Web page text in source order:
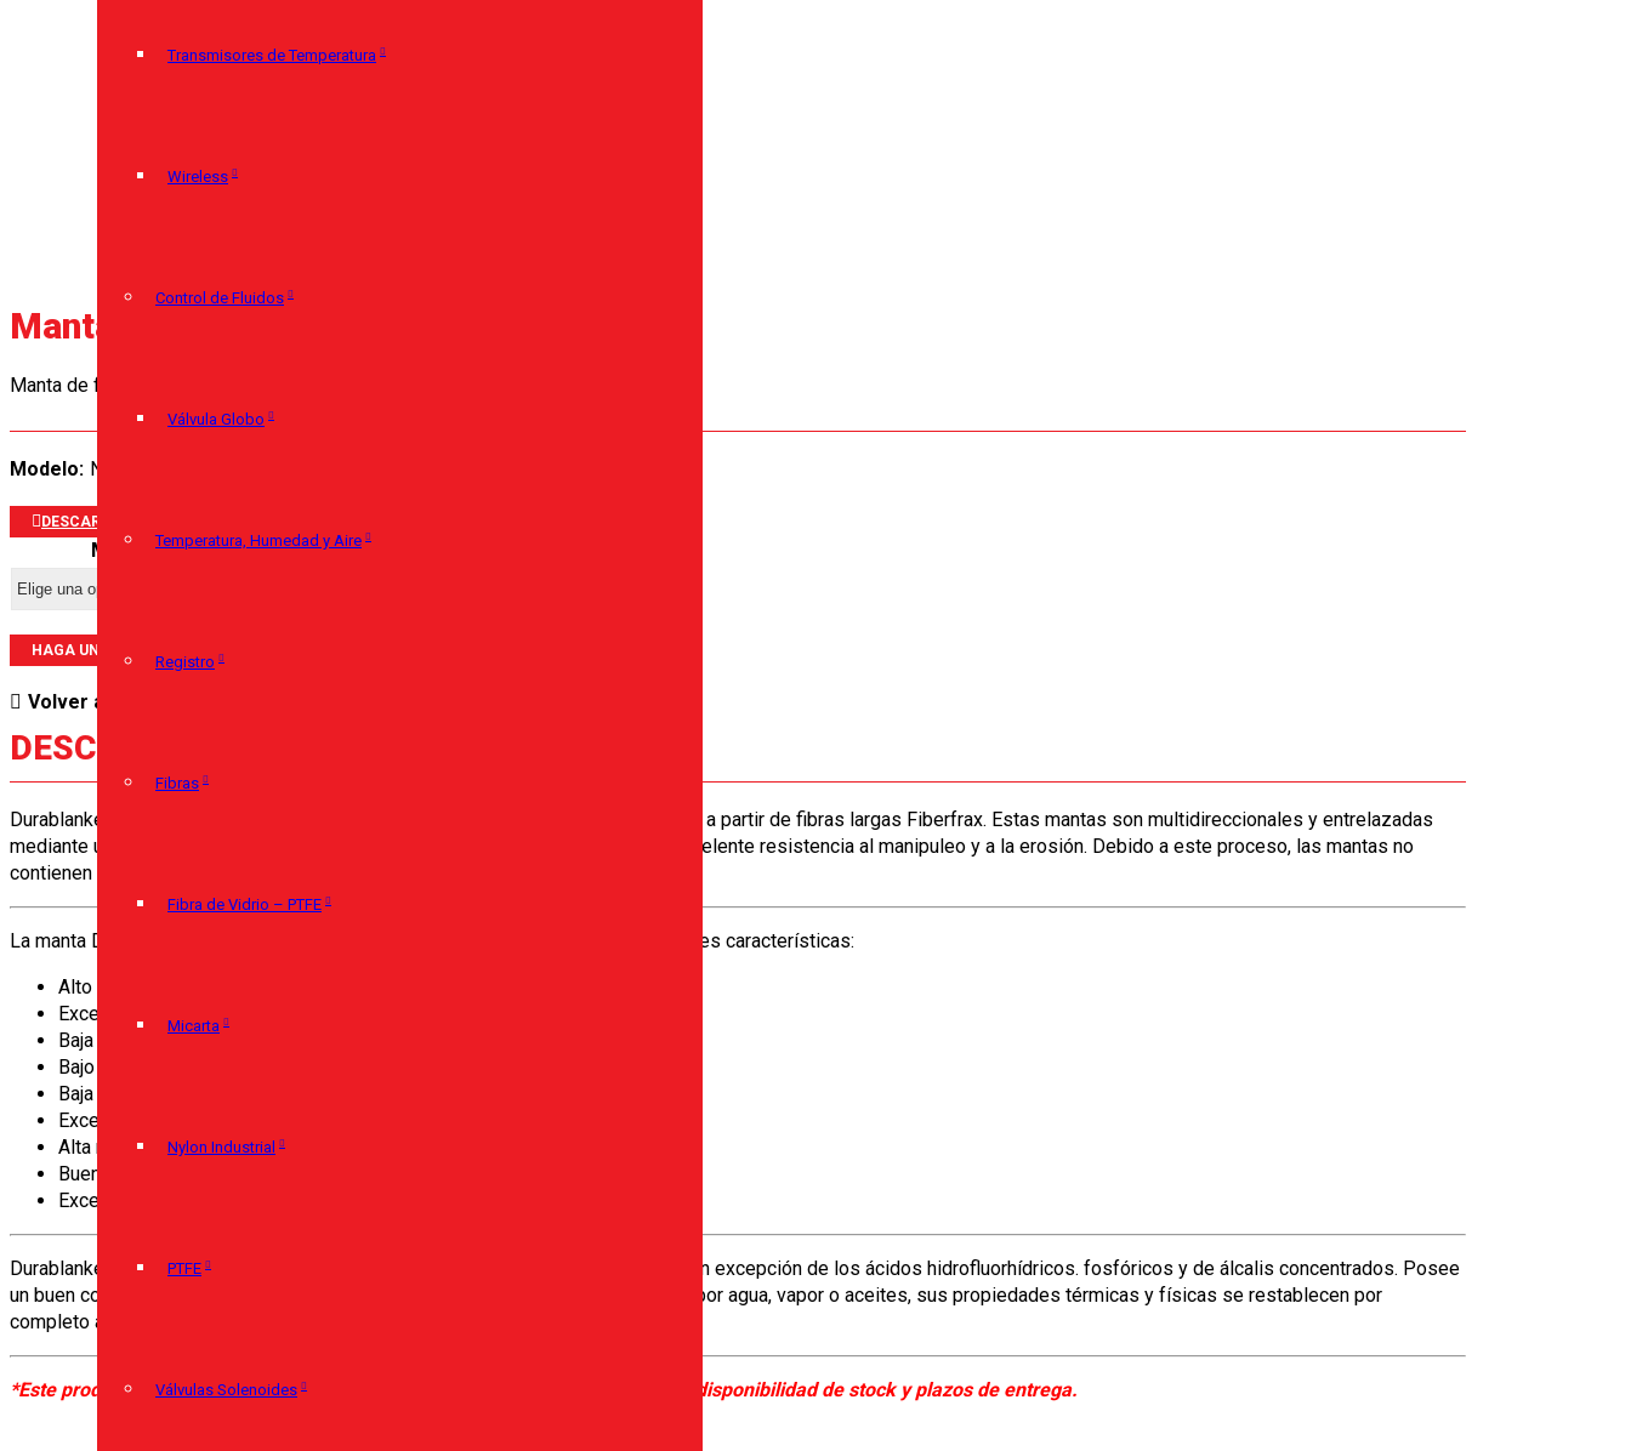
Transmisores de Temperatura
Wireless
Control de Fluidos
Válvula Globo
Temperatura, Humedad y Aire
Registro
Fibras
Fibra de Vidrio – PTFE
Micarta
Nylon Industrial
PTFE
Válvulas Solenoides
Manta Durablanket 8 HPS
Manta de fibra cerámica
N/D
DESCARGAR PORTAFOLIO
Medida
HAGA UNA PREGUNTA SOBRE ESTE PRODUCTO
Volver a:
DESCRIPCIÓN
Durablanket es una manta de fibra cerámica resistente, liviana y flexible, fabricada a partir de fibras largas Fiberfrax. Estas mantas son multidireccionales y entrelazadas
mediante un proceso continuo de agujamiento, que le confiere al producto una excelente resistencia al manipuleo y a la erosión. Debido a este proceso, las mantas no
contienen agregado de ligante alguno.
La manta Durablanket es un aislante de alta refractariedad que posee las siguientes características:
Alto grado de pureza química.
Excelente resistencia al manoseo.
Baja conductividad térmica.
Bajo almacenamiento de calor.
Baja densidad.
Excelente resistencia al choque térmico.
Alta reflexión de calor.
Buena absorción al sonido.
Excelente resistencia a la corrosión.
Durablanket no es afectada por la mayoría de los ácidos o agentes corrosivos, con excepción de los ácidos hidrofluorhídricos. fosfóricos y de álcalis concentrados. Posee
un buen comportamiento sometida a atmósferas reductoras u oxidantes. Mojada por agua, vapor o aceites, sus propiedades térmicas y físicas se restablecen por
completo al secarse.
*Este producto suele traerse bajo confirmación de pedido. Por favor consultar disponibilidad de stock y plazos de entrega.